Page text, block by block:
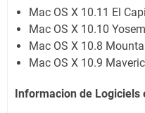
Mac OS X 10.11 El
Mac OS X 10.10
Mac OS X 10.8
Mac OS X 10.9
Informacion de Logiciels